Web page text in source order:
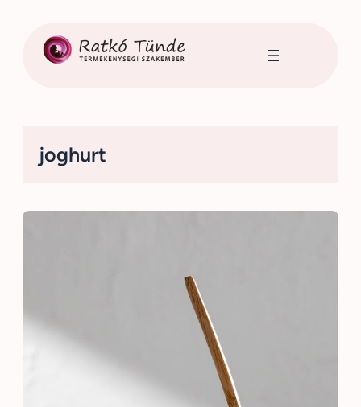
tartalomhoz
joghurt